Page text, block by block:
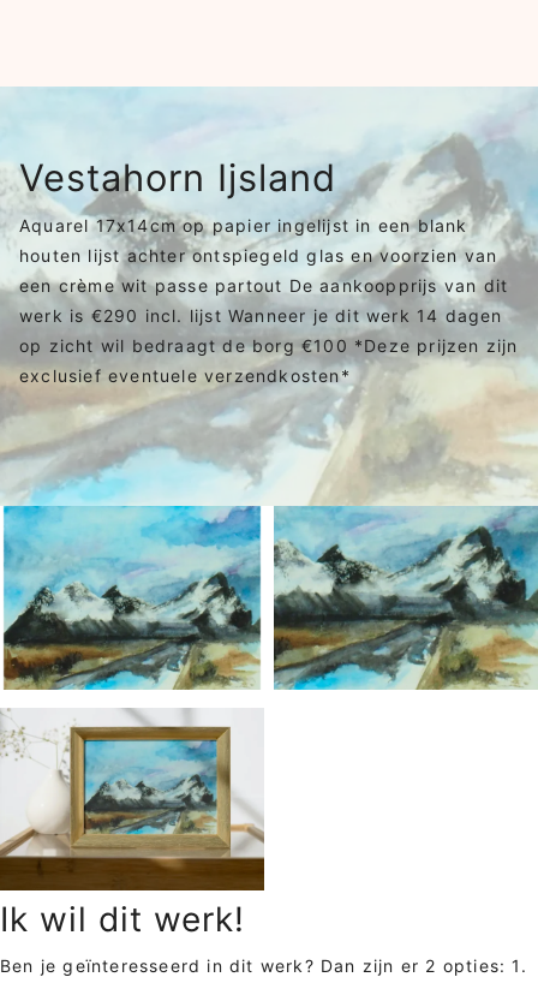
Vestahorn Ijsland
Aquarel 17x14cm op papier ingelijst in een blank
houten lijst achter ontspiegeld glas en voorzien van
een crème wit passe partout De aankoopprijs van dit
werk is €290 incl. lijst Wanneer je dit werk 14 dagen
op zicht wil bedraagt de borg €100 *Deze prijzen zijn
exclusief eventuele verzendkosten*
Ik wil dit werk!
Ben je geïnteresseerd in dit werk? Dan zijn er 2 opties: 1.